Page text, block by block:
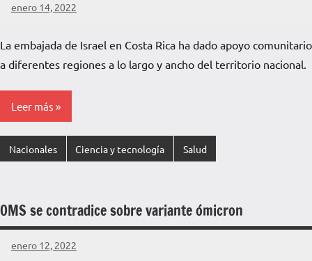
enero 14, 2022
La
de
La
La embajada de Israel en Costa Rica ha dado apoyo comunitario
a diferentes regiones a lo largo y ancho del territorio nacional.
Leer más
Nacionales Ciencia y tecnología Salud
OMS se contradice sobre variante ómicron
enero 12, 2022
La